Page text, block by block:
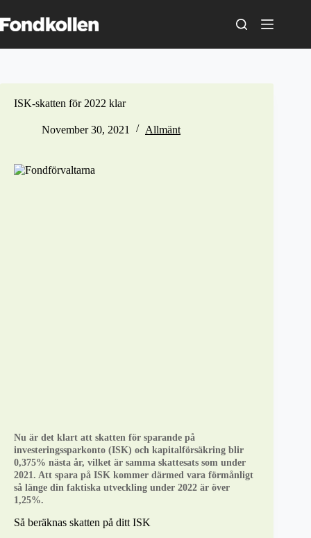
to
content
ISK-skatten för 2022 klar
November 30, 2021 Allmänt
Nu är det klart att skatten för sparande på
investeringssparkonto (ISK) och kapitalförsäkring blir
0,375% nästa år, vilket är samma skattesats som under
2021. Att spara på ISK kommer därmed vara förmånligt
så länge din faktiska utveckling under 2022 är över
1,25%.
Så beräknas skatten på ditt ISK